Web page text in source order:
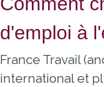
d'emploi à
France Travail
international et